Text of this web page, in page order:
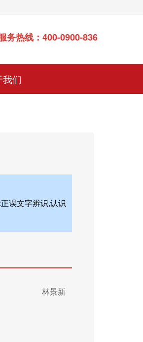
务热线：400-0900-836
我们
误文字辨识,认识